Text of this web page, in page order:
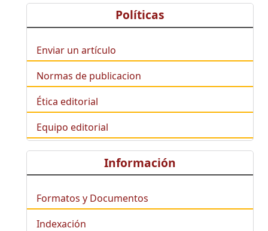
Políticas
Enviar un artículo
Normas de publicacion
Ética editorial
Equipo editorial
Información
Formatos y Documentos
Indexación